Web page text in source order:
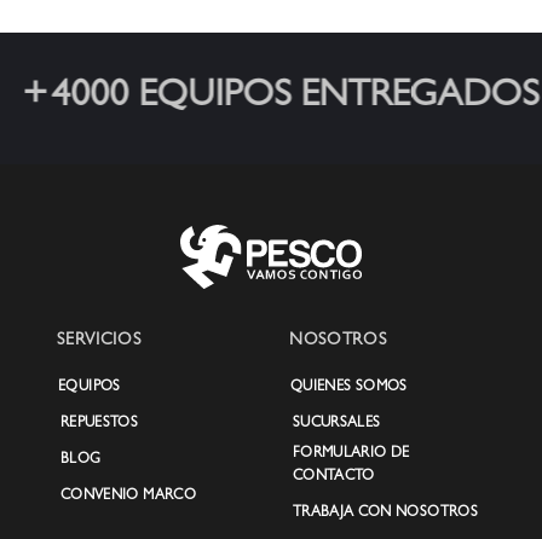
4000 EQUIPOS ENTREGADOS
SERVICIOS
EQUIPOS
REPUESTOS
BLOG
CONVENIO MARCO
NOSOTROS
QUIENES SOMOS
SUCURSALES
FORMULARIO DE
CONTACTO
TRABAJA CON NOSOTROS